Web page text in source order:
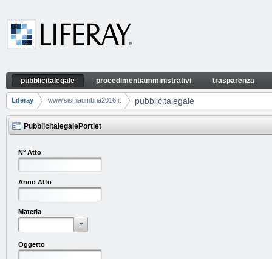
pubblicitalegale
Navigation
pubblicitalegale procedimentiamministrativi trasparenza
Breadcrumbs
Liferay www.sismaumbria2016.it pubblicitalegale
PubblicitalegalePortlet
N° Atto
Anno Atto
Materia
Oggetto